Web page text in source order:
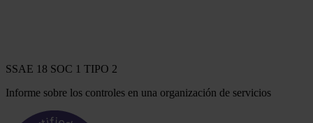
SSAE 18 SOC 1 TIPO 2
Informe sobre los controles en una organización de servicios